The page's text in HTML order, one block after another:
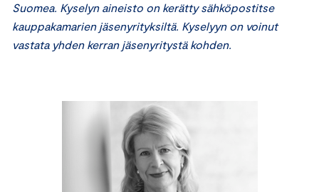
Suomea. Kyselyn aineisto on kerätty sähköpostitse
kauppakamarien jäsenyrityksiltä. Kyselyyn on voinut
vastata yhden kerran jäsenyritystä kohden.